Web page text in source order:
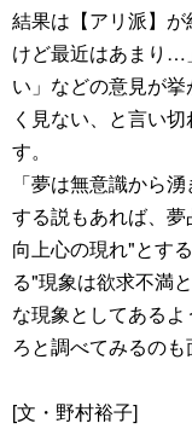
結果は【アリ派】
けど最近はあまり…
い」などの意見が
く見ない、と言い
す。
「夢は無意識から
する説もあれば、
向上心の現れ"とす
る"現象は欲求不満
な現象としてある
ろと調べてみるのも
[文・野村裕子]